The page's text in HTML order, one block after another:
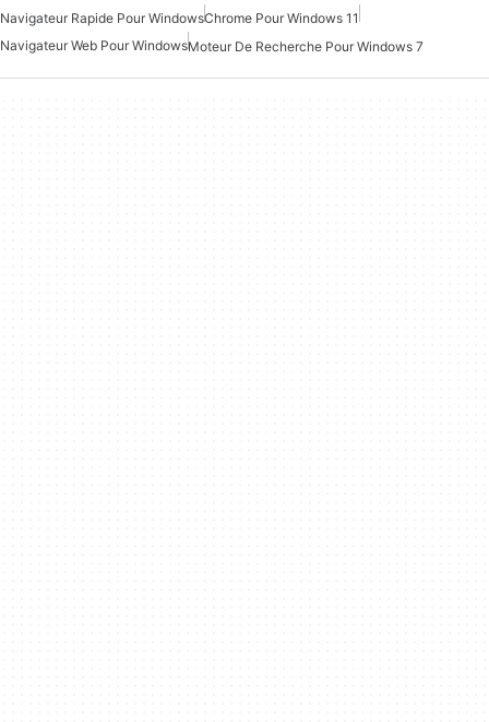
Navigateur Rapide Pour WindowsChrome Pour Windows 11
Navigateur Web Pour WindowsMoteur De Recherche Pour Windows 7